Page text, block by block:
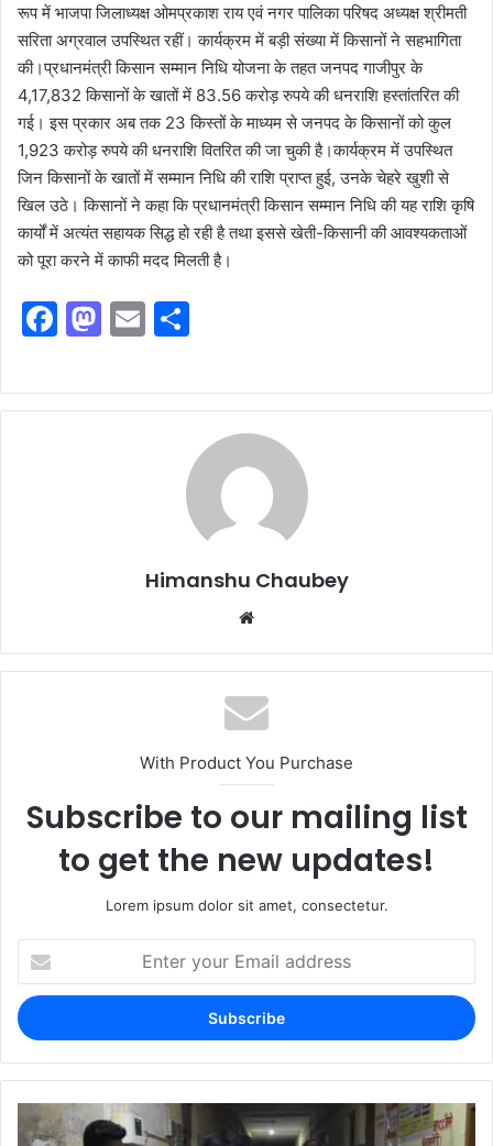
रूप में भाजपा जिलाध्यक्ष ओमप्रकाश राय एवं नगर पालिका परिषद अध्यक्ष श्रीमती
सरिता अग्रवाल उपस्थित रहीं। कार्यक्रम में बड़ी संख्या में किसानों ने सहभागिता
की।प्रधानमंत्री किसान सम्मान निधि योजना के तहत जनपद गाजीपुर के
4,17,832 किसानों के खातों में 83.56 करोड़ रुपये की धनराशि हस्तांतरित की
गई। इस प्रकार अब तक 23 किस्तों के माध्यम से जनपद के किसानों को कुल
1,923 करोड़ रुपये की धनराशि वितरित की जा चुकी है।कार्यक्रम में उपस्थित
जिन किसानों के खातों में सम्मान निधि की राशि प्राप्त हुई, उनके चेहरे खुशी से
खिल उठे। किसानों ने कहा कि प्रधानमंत्री किसान सम्मान निधि की यह राशि कृषि
कार्यों में अत्यंत सहायक सिद्ध हो रही है तथा इससे खेती-किसानी की आवश्यकताओं
को पूरा करने में काफी मदद मिलती है।
F
c
e
M
st
o
E
ai
l
ar
e
Himanshu Chaubey
With Product You Purchase
Subscribe to our mailing list
to get the new updates!
Lorem ipsum dolor sit amet, consectetur.